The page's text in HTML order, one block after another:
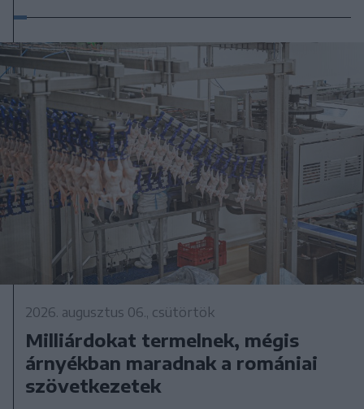
2026. augusztus 06., csütörtök
Milliárdokat termelnek, mégis
árnyékban maradnak a romániai
szövetkezetek